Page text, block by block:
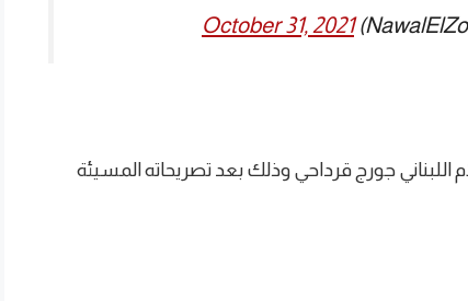
October 31, 2021
اللبناني جورج قرداحي وذلك بعد تصريحاته المسيئة